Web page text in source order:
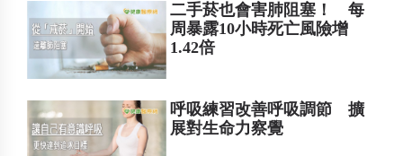
二手菸也會害肺阻塞！ 每
周暴露10小時死亡風險增
1.42倍
呼吸練習改善呼吸調節 擴
展對生命力察覺